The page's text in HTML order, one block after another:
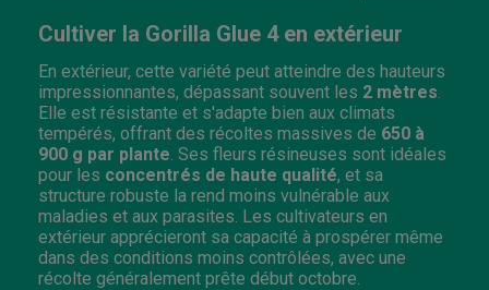
Cultiver la Gorilla Glue 4 en extérieur
En extérieur, cette variété peut atteindre des hauteurs
impressionnantes, dépassant souvent les 2 mètres
Elle est résistante et s'adapte bien aux climats
tempérés, offrant des récoltes massives de 650 à
900 g par plante . Ses fleurs résineuses sont idéales
pour les concentrés de haute qualité, et sa
structure robuste la rend moins vulnérable aux
maladies et aux parasites. Les cultivateurs en
extérieur apprécieront sa capacité à prospérer même
dans des conditions moins contrôlées, avec une
récolte généralement prête début octobre.